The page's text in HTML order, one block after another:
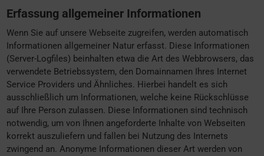
Erfassung allgemeiner Informationen
Wenn Sie auf unsere Webseite zugreifen, werden automatisch
Informationen allgemeiner Natur erfasst. Diese Informationen
(Server-Logfiles) beinhalten etwa die Art des Webbrowsers, das
verwendete Betriebssystem, den Domainnamen Ihres Internet
Service Providers und Ähnliches. Hierbei handelt es sich
ausschließlich um Informationen, welche keine Rückschlüsse
auf Ihre Person zulassen. Diese Informationen sind technisch
notwendig, um von Ihnen angeforderte Inhalte von Webseiten
korrekt auszuliefern und fallen bei Nutzung des Internets
zwingend an. Anonyme Informationen dieser Art werden von